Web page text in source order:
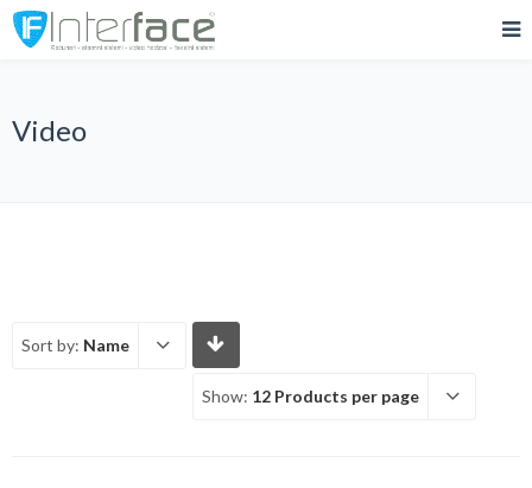
Video
Sort by: Name
Show: 12 Products per page